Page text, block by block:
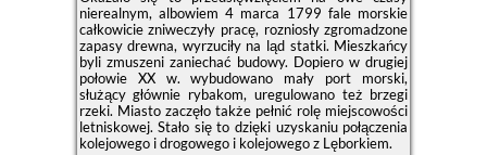
nierealnym, albowiem 4 marca 1799 fale morskie
całkowicie zniweczyły pracę, rozniosły zgromadzone
zapasy drewna, wyrzuciły na ląd statki. Mieszkańcy
byli zmuszeni zaniechać budowy. Dopiero w drugiej
połowie XX w. wybudowano mały port morski,
służący głównie rybakom, uregulowano też brzegi
rzeki. Miasto zaczęło także pełnić rolę miejscowości
letniskowej. Stało się to dzięki uzyskaniu połączenia
kolejowego i drogowego i kolejowego z Lęborkiem.